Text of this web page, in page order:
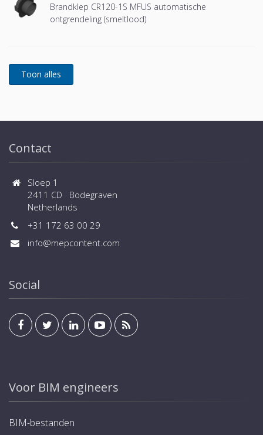
Brandklep CR120-1S MFUS automatische
ontgrendeling (smeltlood)
Contact
Sloep 1
2411 CD Bodegraven
Netherlands
+31 172 63 00 29
info@mepcontent.com
Social
Voor BIM engineers
BIM-bestanden